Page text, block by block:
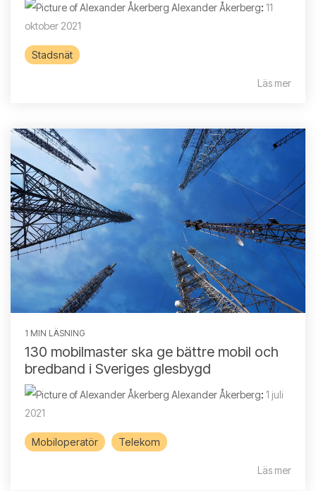
Alexander Åkerberg: 11
oktober 2021
Stadsnät
Läs mer
1 MIN LÄSNING
130 mobilmaster ska ge bättre mobil och
bredband i Sveriges glesbygd
Alexander Åkerberg: 1 juli
2021
Mobiloperatör Telekom
Läs mer